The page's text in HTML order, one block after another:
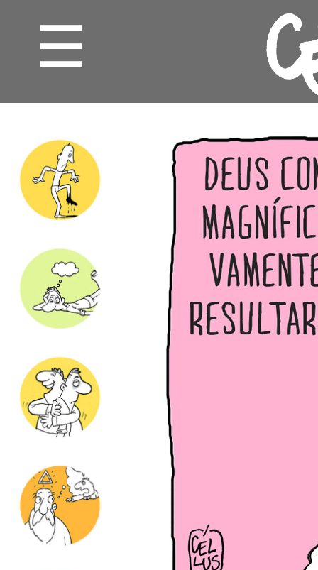
CHARGE
CARTUM
GRILOS
MINUTOS
de
ZOMBARIA
ILUSTRAÇÃO
FACEBOOK
INSTAGRAM
☰